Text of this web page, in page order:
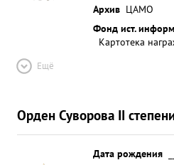
Архив ЦАМО
Фонд ист.
Картотека
Ещё
Орден Суворова II
Дата рождения